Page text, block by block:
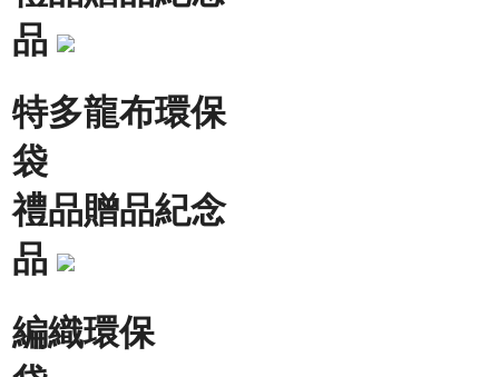
品
特多龍布環保
袋
禮品贈品紀念
品
編織環保